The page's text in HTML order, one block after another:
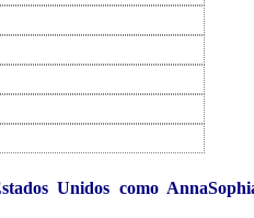
Unidos como